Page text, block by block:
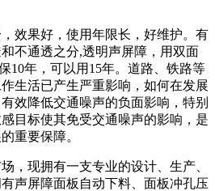
效果好，使用年限长，好维护。有
不通透之分,透明声屏障，用双面
10年，可以用15年。道路、铁路等
生活已产生严重影响，如何在发展
效降低交通噪声的负面影响，特别
目标使其免受交通噪声的影响，是
重要保障。
，现拥有一支专业的设计、生产、
声屏障面板自动下料、面板冲孔压